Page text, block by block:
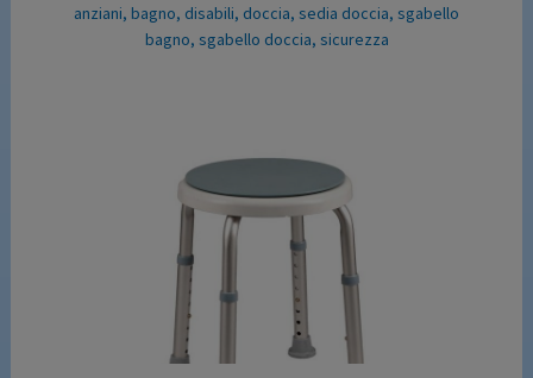
anziani, bagno, disabili, doccia, sedia doccia, sgabello
bagno, sgabello doccia, sicurezza